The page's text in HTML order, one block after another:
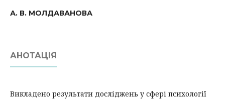
А. В. МОЛДАВАНОВА
АНОТАЦІЯ
Викладено результати досліджень у сфері психології